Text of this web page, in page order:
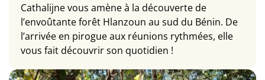
Cathalijne vous amène à la découverte de
l’envoûtante forêt Hlanzoun au sud du Bénin. De
l’arrivée en pirogue aux réunions rythmées, elle
vous fait découvrir son quotidien !